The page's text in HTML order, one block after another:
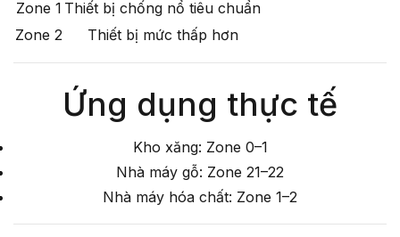
Zone 1 Thiết bị chống nổ tiêu chuẩn
Zone 2
Thiết bị mức thấp hơn
Ứng dụng thực tế
Kho xăng: Zone 0–1
Nhà máy gỗ: Zone 21–22
Nhà máy hóa chất: Zone 1–2